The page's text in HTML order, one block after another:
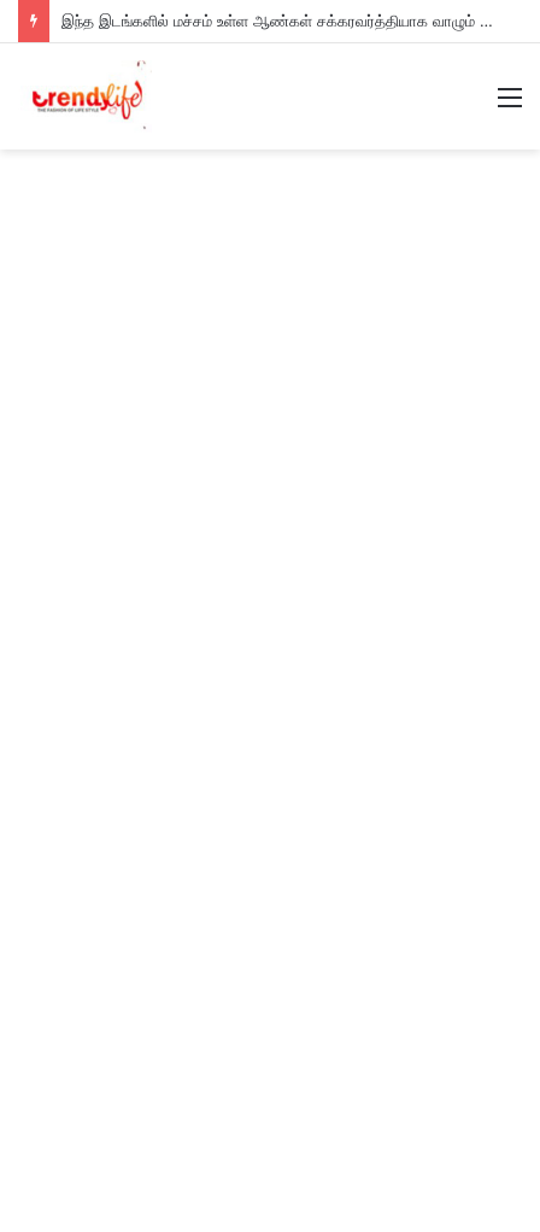
இந்த இடங்களில் மச்சம் உள்ள ஆண்கள் சக்கரவர்த்தியாக வாழும் அதிர்ஷ்டம் உள்ளவர்களாம் – உங்களுக்கு இருக்கா?